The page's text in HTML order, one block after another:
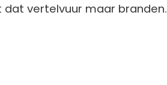
dat vertelvuur maar branden.